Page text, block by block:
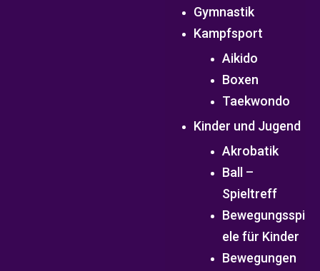
Gymnastik
Kampfsport
Aikido
Boxen
Taekwondo
Kinder und Jugend
Akrobatik
Ball –
Spieltreff
Bewegungsspi
ele für Kinder
Bewegungen